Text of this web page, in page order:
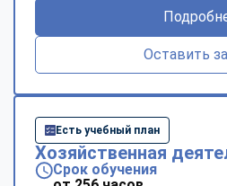
Оставить
Есть учебный план
Хозяйственная
Срок обучения